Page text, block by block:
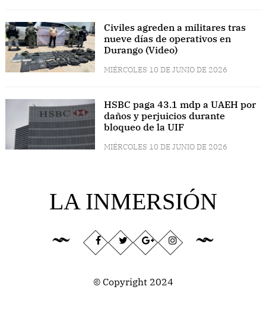
Civiles agreden a militares tras
nueve días de operativos en
Durango (Video)
MIÉRCOLES 10 DE JUNIO DE 2026
HSBC paga 43.1 mdp a UAEH por
daños y perjuicios durante
bloqueo de la UIF
MIÉRCOLES 10 DE JUNIO DE 2026
LA INMERSIÓN
© Copyright 2024